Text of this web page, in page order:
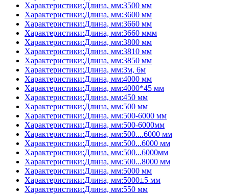
Характеристики:Длина, мм:3500 мм
Характеристики:Длина, мм:3600 мм
Характеристики:Длина, мм:3660 мм
Характеристики:Длина, мм:3660 ммм
Характеристики:Длина, мм:3800 мм
Характеристики:Длина, мм:3810 мм
Характеристики:Длина, мм:3850 мм
Характеристики:Длина, мм:3м, 6м
Характеристики:Длина, мм:4000 мм
Характеристики:Длина, мм:4000*45 мм
Характеристики:Длина, мм:450 мм
Характеристики:Длина, мм:500 мм
Характеристики:Длина, мм:500-6000 мм
Характеристики:Длина, мм:500-6000мм
Характеристики:Длина, мм:500....6000 мм
Характеристики:Длина, мм:500...6000 мм
Характеристики:Длина, мм:500...6000мм
Характеристики:Длина, мм:500...8000 мм
Характеристики:Длина, мм:5000 мм
Характеристики:Длина, мм:5000±5 мм
Характеристики:Длина, мм:550 мм